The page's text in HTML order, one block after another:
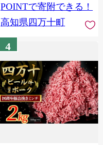
POINTで寄附できる！
高知県四万十町
4